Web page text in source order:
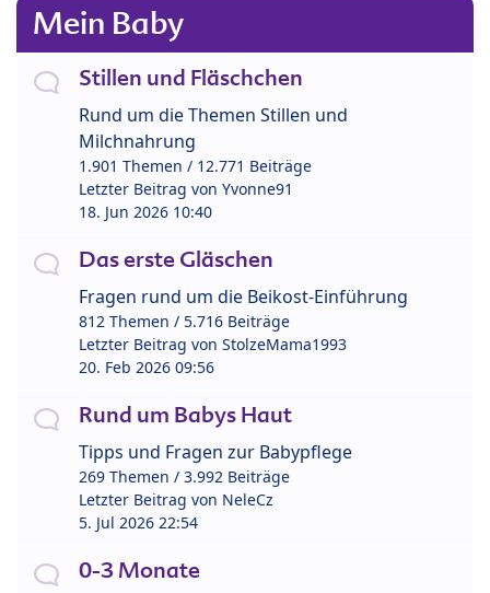
Mein Baby
Stillen und Fläschchen
Rund um die Themen Stillen und
Milchnahrung
1.901 Themen / 12.771 Beiträge
Letzter Beitrag von Yvonne91
18. Jun 2026 10:40
Das erste Gläschen
Fragen rund um die Beikost-Einführung
812 Themen / 5.716 Beiträge
Letzter Beitrag von StolzeMama1993
20. Feb 2026 09:56
Rund um Babys Haut
Tipps und Fragen zur Babypflege
269 Themen / 3.992 Beiträge
Letzter Beitrag von NeleCz
5. Jul 2026 22:54
0-3 Monate